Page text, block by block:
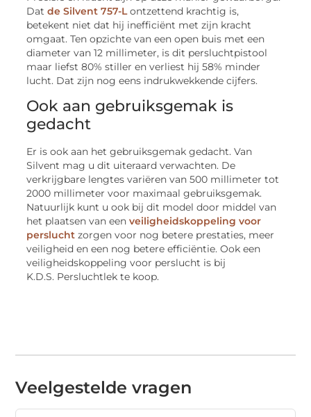
Datde Silvent 757-Lontzettend krachtig is,
betekent niet dat hij inefficiënt met zijn kracht
omgaat. Ten opzichte van een open buis met een
diameter van 12 millimeter, is dit persluchtpistool
maar liefst 80% stiller en verliest hij 58% minder
lucht. Dat zijn nog eens indrukwekkende cijfers.
Ook aan gebruiksgemak is
gedacht
Er is ook aan het gebruiksgemak gedacht. Van
Silvent mag u dit uiteraard verwachten. De
verkrijgbare lengtes variëren van 500 millimeter tot
2000 millimeter voor maximaal gebruiksgemak.
Natuurlijk kunt u ook bij dit model door middel van
het plaatsen van eenveiligheidskoppeling voor
perslucht zorgen voor nog betere prestaties, meer
veiligheid en een nog betere efficiëntie. Ook een
veiligheidskoppeling voor perslucht is bij
K.D.S. Persluchtlek te koop.
Veelgestelde vragen